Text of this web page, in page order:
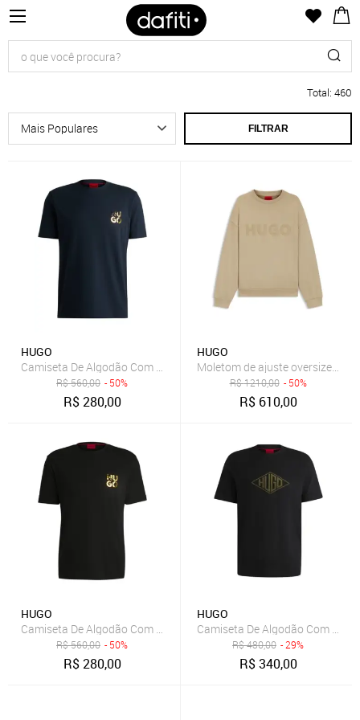
Total: 460
FILTRAR
HUGO
Camiseta De Algodão Com Logo Sobreposto Azul - P-S
R$560,00 - 50%
R$280,00
HUGO
Moletom de ajuste oversize em
R$1210,00 - 50%
R$ 610,00
HUGO
Camiseta De Algodão Com Logo Sobreposto Preto - P-S
R$560,00 - 50%
R$280,00
HUGO
Camiseta De Algodão Com
R$480,00 - 29%
R$340,00